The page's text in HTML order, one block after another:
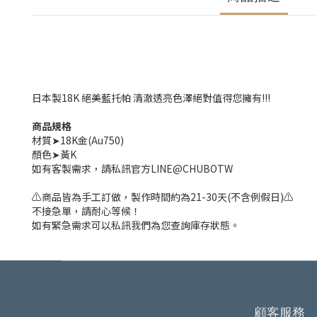
日本製18K 絕美藍托帕 清澈透亮色澤絕對值得您擁有!!!
商品規格
材質➤18K金(Au750)
顏色➤黃K
如有客製需求，請私訊官方LINE@CHUBOTW
⚠️商品皆為手工訂做，製作時間約為21-30天(不含例假日)⚠️
不接急單，請耐心等候！
如有緊急需求可以私訊我們為您查詢庫存狀態。
顧客服務